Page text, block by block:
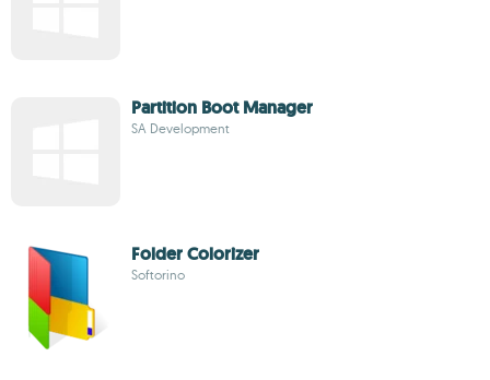
Partition Boot Manager
SA Development
Folder Colorizer
Softorino